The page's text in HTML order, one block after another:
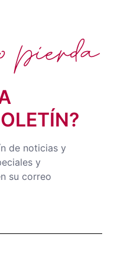
de noticias y
y
su correo